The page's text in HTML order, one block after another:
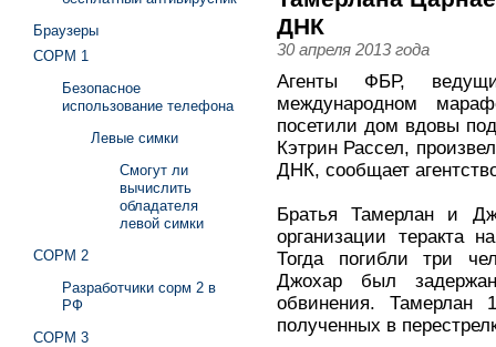
ДНК
30 апреля 2013 года
Агенты ФБР,
международном
посетили дом вдовы
Кэтрин Рассел,
ДНК, сообщает
Братья Тамерлан и
организации теракта
Тогда погибли три
Джохар был
обвинения. Тамерлан
полученных в
Браузеры
СОРМ 1
Безопасное
использование телефона
Левые симки
Смогут ли
вычислить
обладателя
левой симки
СОРМ 2
Разработчики сорм 2 в
РФ
СОРМ 3